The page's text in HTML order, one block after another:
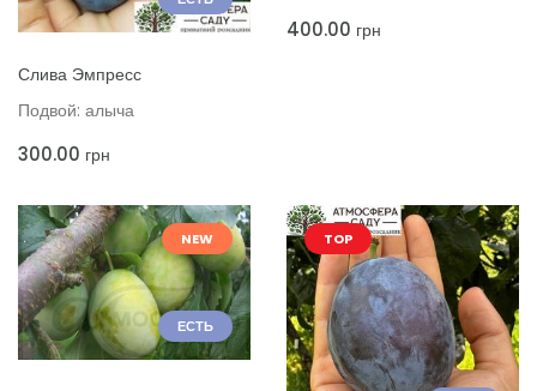
Слива Эмпресс
Подвой: алыча
300.00 грн
400.00 грн
NEW
ЕСТЬ
TOP